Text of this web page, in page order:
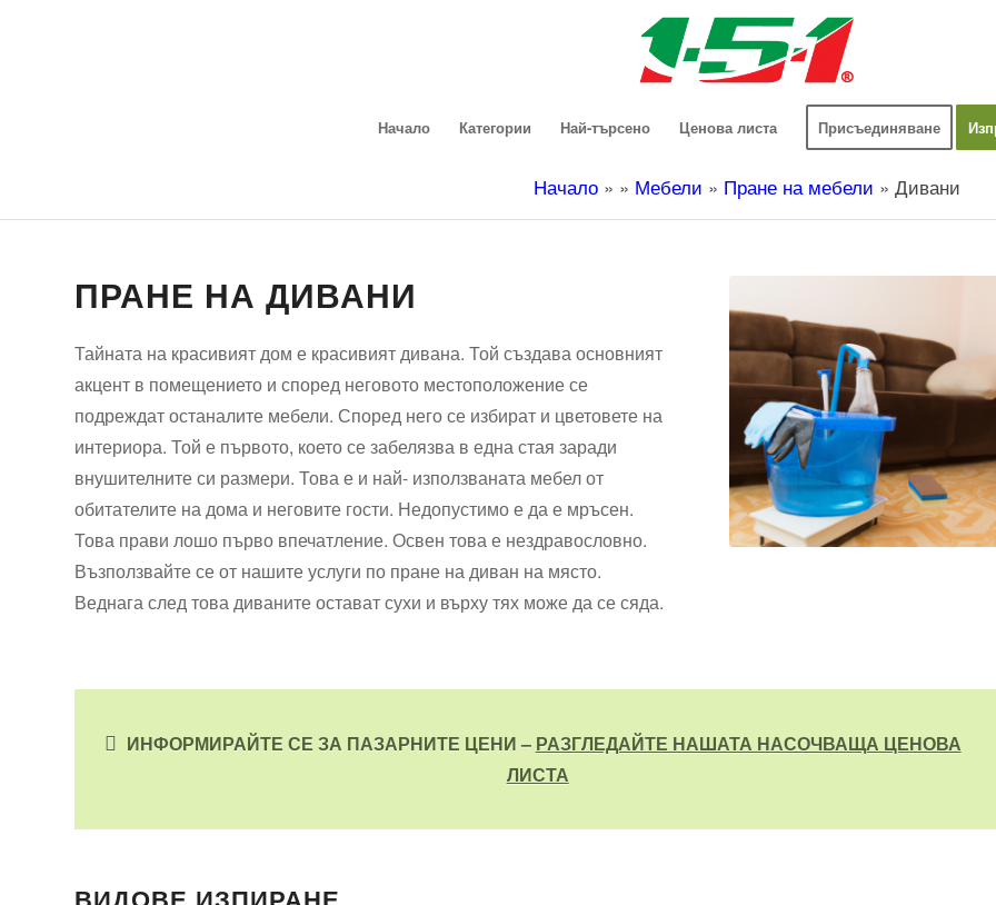
Начало Категории Най-търсено Ценова листа Присъединяване
Начало » » Мебели » Пране на мебели » Дивани
ПРАНЕ НА ДИВАНИ
Тайната на красивият дом е красивият дивана. Той създава основният
акцент в помещението и според неговото местоположение се
подреждат останалите мебели. Според него се избират и цветовете на
интериора. Той е първото, което се забелязва в една стая заради
внушителните си размери. Това е и най- използваната мебел от
обитателите на дома и неговите гости. Недопустимо е да е мръсен.
Това прави лошо първо впечатление. Освен това е нездравословно.
Възползвайте се от нашите услуги по пране на диван на място.
Веднага след това диваните остават сухи и върху тях може да се сяда.
ИНФОРМИРАЙТЕ СЕ ЗА ПАЗАРНИТЕ ЦЕНИ – РАЗГЛЕДАЙТЕ НАШАТА НАСОЧВАЩА ЦЕНОВА
ЛИСТА